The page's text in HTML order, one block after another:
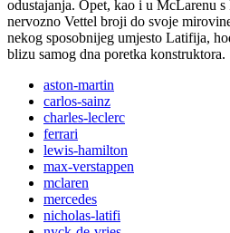
odustajanja. Opet, kao i u McLarenu
nervozno Vettel broji do svoje
nekog sposobnijeg umjesto Latifija,
blizu samog dna poretka konstruktora.
aston-martin
carlos-sainz
charles-leclerc
ferrari
lewis-hamilton
max-verstappen
mclaren
mercedes
nicholas-latifi